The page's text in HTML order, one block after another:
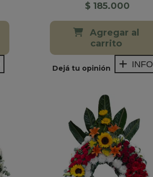
$ 185.000
Agregar al
carrito
Dejá tu opinión INFO